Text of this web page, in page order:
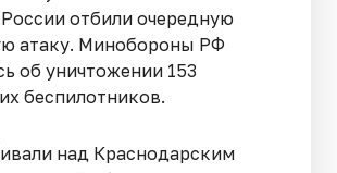
отбили очередную
атаку. Минобороны РФ
об уничтожении 153
беспилотников.
над Краснодарским